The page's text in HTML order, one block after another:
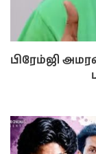
பிரேம்ஜி